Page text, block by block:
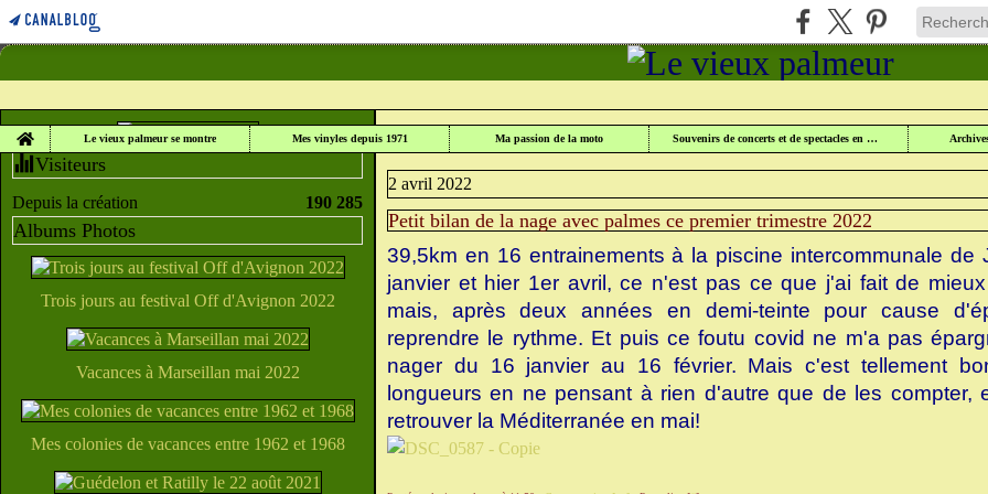
Home
Le vieux palmeur se montre Mes vinyles depuis 1971 Ma passion de la moto Souvenirs de concerts et de spectacles en Lorraine
Visiteurs
Depuis la création 190 285
Albums Photos
Trois jours au festival Off d'Avignon 2022
Vacances à Marseillan mai 2022
Mes colonies de vacances entre 1962 et 1968
LE VIEUX PALMEUR > NAGE AVEC PALMES PETIT BILAN DE LA NAGE AVEC PALMES CE
2 avril 2022
Petit bilan de la nage avec palmes ce premier trimestre 2022
39,5km en 16 entrainements à la piscine intercommunale de
janvier et hier 1er avril, ce n'est pas ce que j'ai fait de
mais, après deux années en demi-teinte pour cause
reprendre le rythme. Et puis ce foutu covid ne m'a pas
nager du 16 janvier au 16 février. Mais c'est tellement
longueurs en ne pensant à rien d'autre que de les compter,
retrouver la Méditerranée en mai!